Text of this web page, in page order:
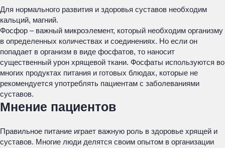
Для нормального развития и здоровья суставов необходим
кальций, магний.
Фосфор – важный микроэлемент, который необходим организму
в определенных количествах и соединениях. Но если он
попадает в организм в виде фосфатов, то наносит
существенный урон хрящевой ткани. Фосфаты используются во
многих продуктах питания и готовых блюдах, которые не
рекомендуется употреблять пациентам с заболеваниями
суставов.
Мнение пациентов
Правильное питание играет важную роль в здоровье хрящей и
суставов. Многие люди делятся своим опытом в организации